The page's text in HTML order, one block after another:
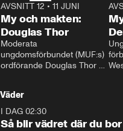
26:27
AVSNITT 12 • 11 JUNI
My och makten:
Douglas Thor
Moderata
ungdomsförbundet (MUF:s)
ordförande Douglas Thor
tonårsutvisningarna och hur
Moderaterna ska locka
väljare till valet i höst.
Väder
I DAG 02:30
Så blir vädret där du bor